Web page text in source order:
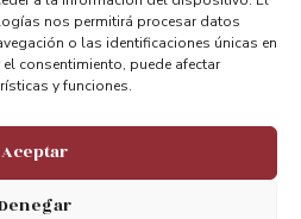
nos permitirá procesar datos
o las identificaciones únicas en
consentimiento, puede afectar
y funciones.
Aceptar
Compartimos diversas actividades con motivo del dia de la Mujer
PRÓXIMO
Un puente de palabras – 1º Festival internacional de Poesía